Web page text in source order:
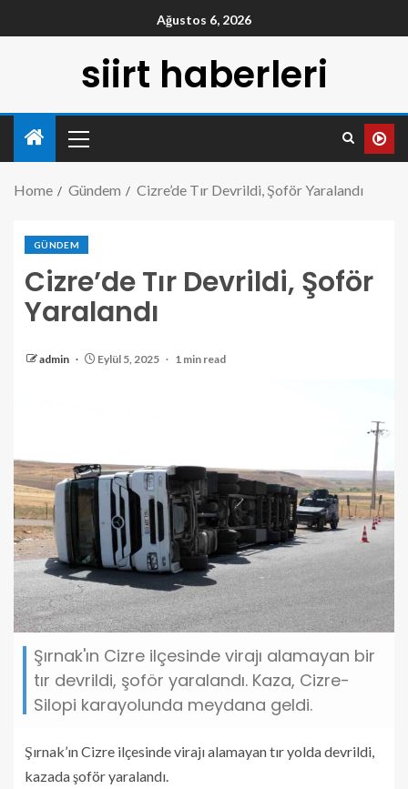
Ağustos 6, 2026
siirt haberleri
Home Gündem Cizre’de Tır Devrildi, Şoför Yaralandı
GÜNDEM
Cizre’de Tır Devrildi, Şoför
Yaralandı
admin Eylül 5, 2025 1 min read
Şırnak'ın Cizre ilçesinde virajı alamayan bir
tır devrildi, şoför yaralandı. Kaza, Cizre-
Silopi karayolunda meydana geldi.
Şırnak’ın Cizre ilçesinde virajı alamayan tır yolda devrildi,
kazada şoför yaralandı.